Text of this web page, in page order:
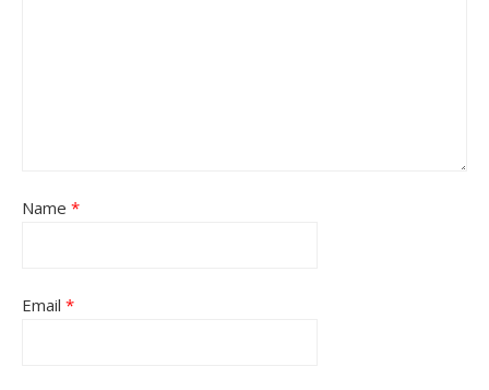
Name *
Email *